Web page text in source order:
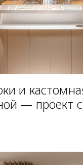
и
— проект